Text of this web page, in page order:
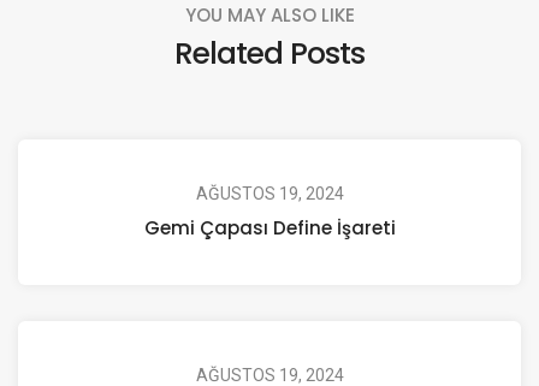
YOU MAY ALSO LIKE
Related Posts
AĞUSTOS 19, 2024
Gemi Çapası Define İşareti
AĞUSTOS 19, 2024